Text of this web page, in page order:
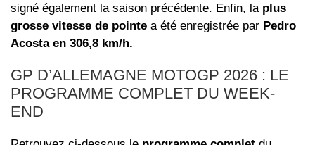
signé également la saison précédente. Enfin, la plus
grosse vitesse de pointe a été enregistrée par Pedro
Acosta en 306,8 km/h.
GP D’ALLEMAGNE MOTOGP 2026 : LE
PROGRAMME COMPLET DU WEEK-
END